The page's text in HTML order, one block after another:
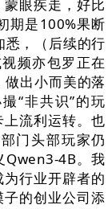
眼疾走，好比
期是100%果断
悉，（后续的行
频亦包罗正在
做出小而美的落
“非共识”的玩
流利运转。也
门头部玩家仍
Qwen3-4B。我
行业开辟者的
的创业公司添